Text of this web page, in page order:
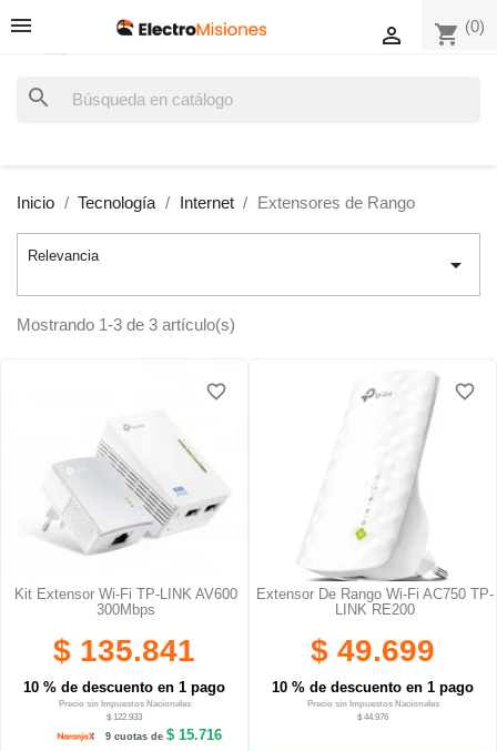
shopping_cart (0)

search
Inicio Tecnología Internet Extensores de Rango
Relevancia 
Mostrando 1-3 de 3 artículo(s)
Kit Extensor Wi-Fi TP-LINK AV600
300Mbps
$ 135.841
10 % de descuento en 1 pago
Precio sin Impuestos Nacionales
$ 122.933
9 cuotas de$ 15.716
favorite_border
favorite_border
Extensor De Rango Wi-Fi AC750 TP-
LINK RE200
$ 49.699
10 % de descuento en 1 pago
Precio sin Impuestos Nacionales
$ 44.976
favorite_border
favorite_border